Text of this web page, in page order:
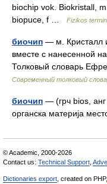
biochip vok. Biokristall,
biopuce, f …
Fizikos
биочип — м. Кристалл
вместе с нанесенной
Толковый словарь
Современный толковый
биочип — (грч bios,
органска материја
© Academic, 2000-2026
Contact us: Technical Support
Dictionaries export , created on PHP,